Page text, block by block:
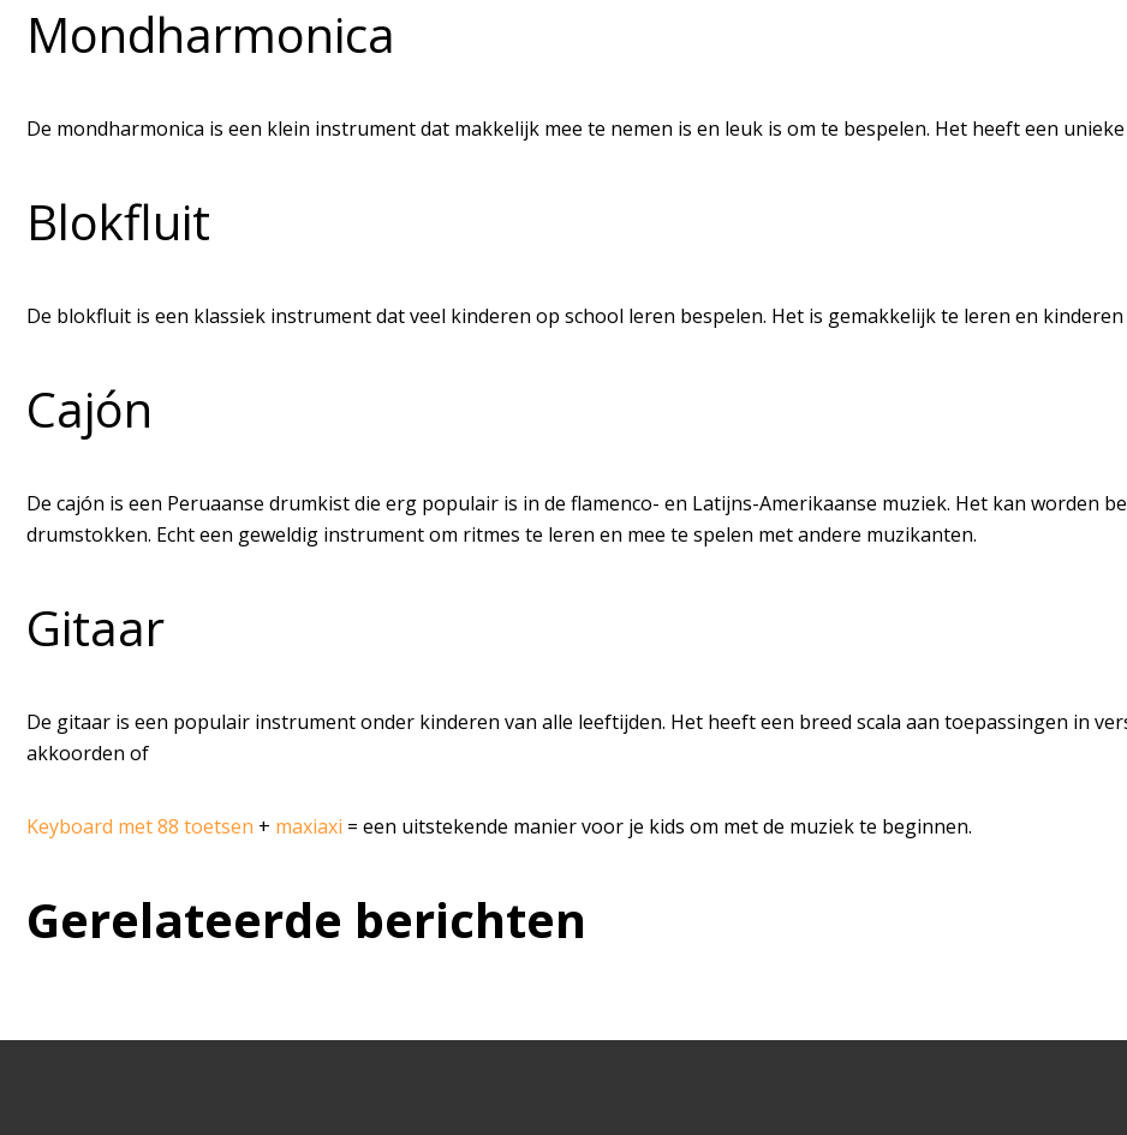
Mondharmonica
De mondharmonica is een klein instrument dat makkelijk mee te nemen is en leuk is om te bespelen. Het heeft een
Blokfluit
De blokfluit is een klassiek instrument dat veel kinderen op school leren bespelen. Het is gemakkelijk te leren en
Cajón
De cajón is een Peruaanse drumkist die erg populair is in de flamenco- en Latijns-Amerikaanse muziek. Het kan worden
drumstokken. Echt een geweldig instrument om ritmes te leren en mee te spelen met andere muzikanten.
Gitaar
De gitaar is een populair instrument onder kinderen van alle leeftijden. Het heeft een breed scala aan toepassingen in
akkoorden of
Keyboard met 88 toetsen + maxiaxi = een uitstekende manier voor je kids om met de muziek te beginnen.
Gerelateerde berichten